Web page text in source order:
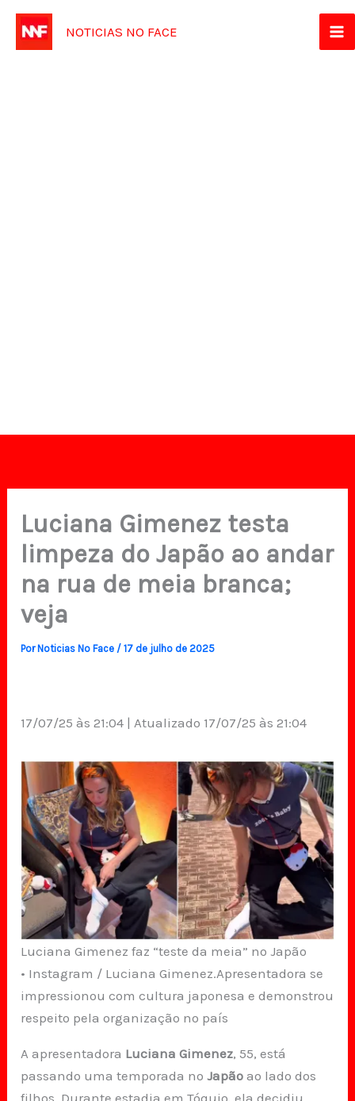
para
NOTICIAS NO FACE
Luciana Gimenez testa
limpeza do Japão ao andar
na rua de meia branca;
veja
PorNoticias No Face /17 de julho de 2025
17/07/25 às 21:04 | Atualizado 17/07/25 às 21:04
Luciana Gimenez faz “teste da meia” no Japão
• Instagram / Luciana Gimenez.Apresentadora se
impressionou com cultura japonesa e demonstrou
respeito pela organização no país
A apresentadora Luciana Gimenez, 55, está
passando uma temporada noJapão ao lado dos
filhos. Durante estadia em Tóquio, ela decidiu